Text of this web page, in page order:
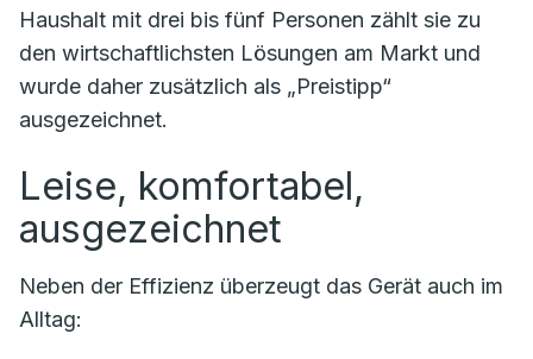
Haushalt mit drei bis fünf Personen zählt sie zu
den wirtschaftlichsten Lösungen am Markt und
wurde daher zusätzlich als „Preistipp“
ausgezeichnet.
Leise, komfortabel,
ausgezeichnet
Neben der Effizienz überzeugt das Gerät auch im
Alltag: